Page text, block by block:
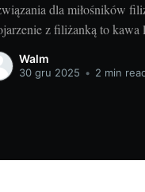
dla miłośników
z filiżanką to kawa
powiecie na prawdziwe
Tak, dzięki
Walm
30 gru 2025 • 2 min